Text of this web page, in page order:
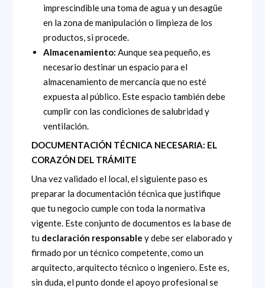
imprescindible una toma de agua y un desagüe
en la zona de manipulación o limpieza de los
productos, si procede.
Almacenamiento: Aunque sea pequeño, es
necesario destinar un espacio para el
almacenamiento de mercancía que no esté
expuesta al público. Este espacio también debe
cumplir con las condiciones de salubridad y
ventilación.
DOCUMENTACIÓN TÉCNICA NECESARIA: EL
CORAZÓN DEL TRÁMITE
Una vez validado el local, el siguiente paso es
preparar la documentación técnica que justifique
que tu negocio cumple con toda la normativa
vigente. Este conjunto de documentos es la base de
tu declaración responsable y debe ser elaborado y
firmado por un técnico competente, como un
arquitecto, arquitecto técnico o ingeniero. Este es,
sin duda, el punto donde el apoyo profesional se